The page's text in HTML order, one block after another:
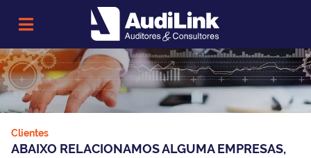
Clientes
ABAIXO RELACIONAMOS ALGUMA EMPRESAS,